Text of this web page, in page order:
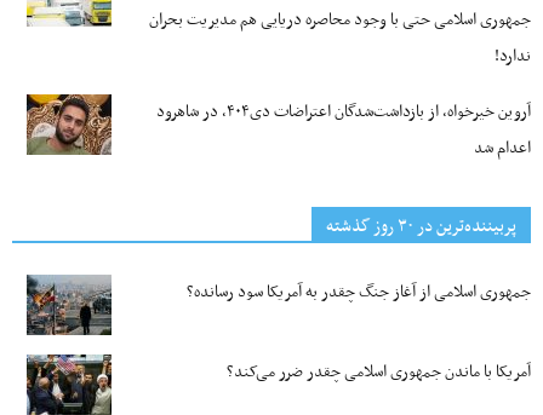
جمهوری اسلامی حتی با وجود محاصره دریایی هم مدیریت بحران
ندارد!
آروین خیرخواه، از بازداشت‌شدگان اعتراضات دی۴۰۴، در شاهرود
اعدام شد
پربیننده‌ترین‌ در ۳۰ روز گذشته
جمهوری اسلامی از آغاز جنگ چقدر به آمریکا سود رسانده؟
آمریکا با ماندن جمهوری اسلامی چقدر ضرر می‌کند؟